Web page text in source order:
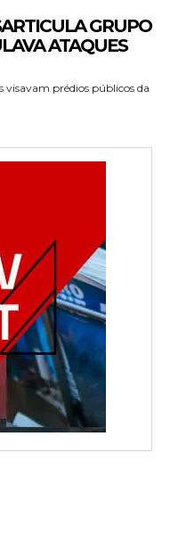
GRUPO
ATAQUES
visavam prédios públicos da